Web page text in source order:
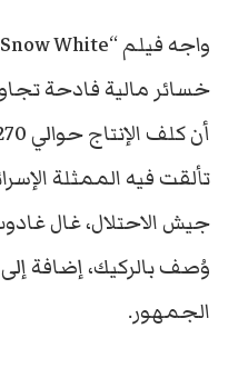
تألقت فيه الممثلة
جيش الاحتلال، غال
وُصف بالركيك، إضافة
الجمهور.